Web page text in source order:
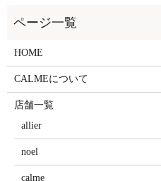
HOME
CALMEについて
店舗一覧
allier
noel
calme